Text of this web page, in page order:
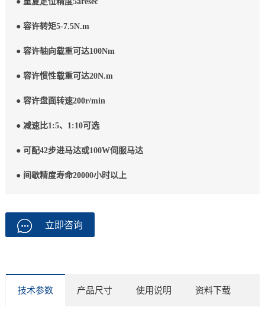
● 容许转矩5-7.5N.m
● 容许轴向载重可达100Nm
● 容许惯性载重可达20N.m
● 容许盘面转速200r/min
● 减速比1:5、1:10可选
● 可配42步进马达或100W伺服马达
● 间歇精度寿命20000小时以上
立即咨询
技术参数 产品尺寸 使用说明 资料下载